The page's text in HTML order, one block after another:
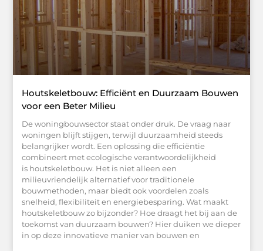
Houtskeletbouw: Efficiënt en Duurzaam Bouwen
voor een Beter Milieu
De woningbouwsector staat onder druk. De vraag naar
woningen blijft stijgen, terwijl duurzaamheid steeds
belangrijker wordt. Een oplossing die efficiëntie
combineert met ecologische verantwoordelijkheid
is houtskeletbouw. Het is niet alleen een
milieuvriendelijk alternatief voor traditionele
bouwmethoden, maar biedt ook voordelen zoals
snelheid, flexibiliteit en energiebesparing. Wat maakt
houtskeletbouw zo bijzonder? Hoe draagt het bij aan de
toekomst van duurzaam bouwen? Hier duiken we dieper
in op deze innovatieve manier van bouwen en